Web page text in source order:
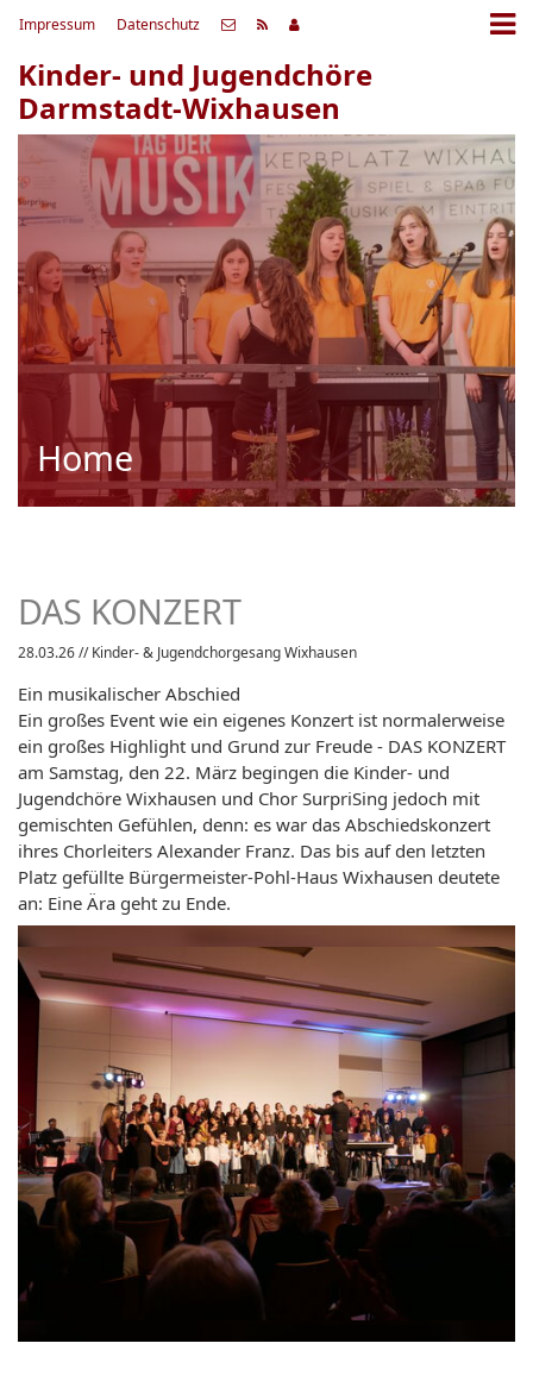
Impressum Datenschutz
Kinder- und Jugendchöre
Darmstadt-Wixhausen
Home
DAS KONZERT
28.03.26// Kinder- & Jugendchorgesang Wixhausen
Ein musikalischer Abschied
Ein großes Event wie ein eigenes Konzert ist normalerweise
ein großes Highlight und Grund zur Freude - DAS KONZERT
am Samstag, den 22. März begingen die Kinder- und
Jugendchöre Wixhausen und Chor SurpriSing jedoch mit
gemischten Gefühlen, denn: es war das Abschiedskonzert
ihres Chorleiters Alexander Franz. Das bis auf den letzten
Platz gefüllte Bürgermeister-Pohl-Haus Wixhausen deutete
an: Eine Ära geht zu Ende.